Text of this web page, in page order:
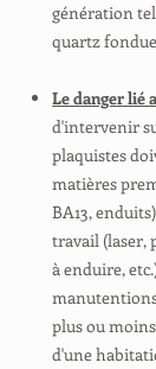
génération
quartz
Le danger lié
d'intervenir
plaquistes
matières
BA13,
travail (laser,
à enduire,
plus ou moins
d'une